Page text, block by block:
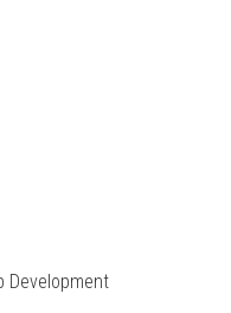
Development